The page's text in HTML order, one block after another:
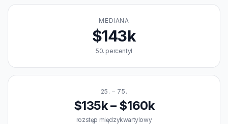
MEDIANA
$143k
50. percentyl
25. – 75.
$135k – $160k
rozstęp międzykwartylowy